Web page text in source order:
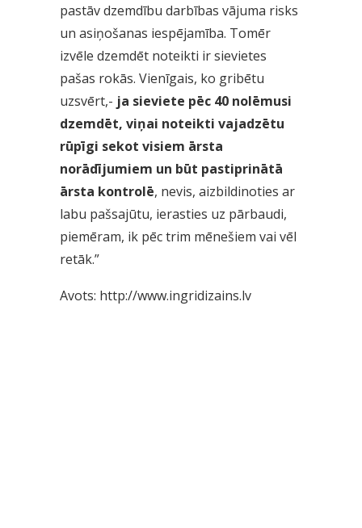
pastāv dzemdību darbības vājuma risks
un asiņošanas iespējamība. Tomēr
izvēle dzemdēt noteikti ir sievietes
pašas rokās. Vienīgais, ko gribētu
uzsvērt,- ja sieviete pēc 40 nolēmusi
dzemdēt, viņai noteikti vajadzētu
rūpīgi sekot visiem ārsta
norādījumiem un būt pastiprinātā
ārsta kontrolē, nevis, aizbildinoties ar
labu pašsajūtu, ierasties uz pārbaudi,
piemēram, ik pēc trim mēnešiem vai vēl
retāk.”
Avots: http://www.ingridizains.lv